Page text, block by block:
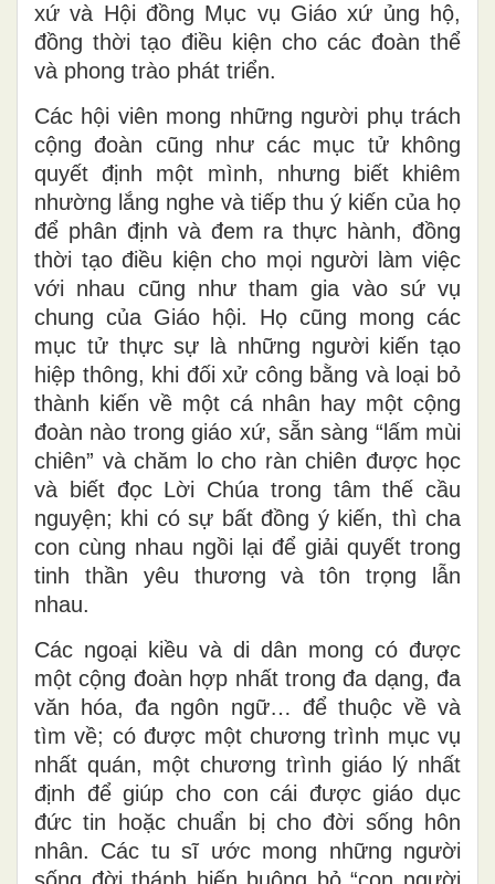
xứ và Hội đồng Mục vụ Giáo xứ ủng hộ,
đồng thời tạo điều kiện cho các đoàn thể
và phong trào phát triển.
Các hội viên mong những người phụ trách
cộng đoàn cũng như các mục tử không
quyết định một mình, nhưng biết khiêm
nhường lắng nghe và tiếp thu ý kiến của họ
để phân định và đem ra thực hành, đồng
thời tạo điều kiện cho mọi người làm việc
với nhau cũng như tham gia vào sứ vụ
chung của Giáo hội. Họ cũng mong các
mục tử thực sự là những người kiến tạo
hiệp thông, khi đối xử công bằng và loại bỏ
thành kiến về một cá nhân hay một cộng
đoàn nào trong giáo xứ, sẵn sàng “lấm mùi
chiên” và chăm lo cho ràn chiên được học
và biết đọc Lời Chúa trong tâm thế cầu
nguyện; khi có sự bất đồng ý kiến, thì cha
con cùng nhau ngồi lại để giải quyết trong
tinh thần yêu thương và tôn trọng lẫn
nhau.
Các ngoại kiều và di dân mong có được
một cộng đoàn hợp nhất trong đa dạng, đa
văn hóa, đa ngôn ngữ… để thuộc về và
tìm về; có được một chương trình mục vụ
nhất quán, một chương trình giáo lý nhất
định để giúp cho con cái được giáo dục
đức tin hoặc chuẩn bị cho đời sống hôn
nhân. Các tu sĩ ước mong những người